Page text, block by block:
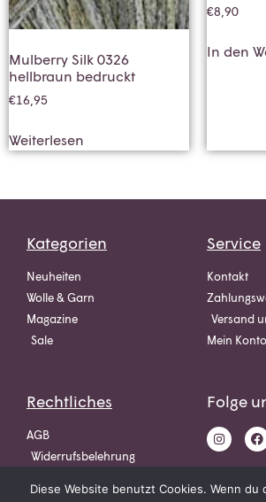
Mulberry Silk 0326
hellbraun bedruckt
€16,95
Weiterlesen
€8,90
In den
Kategorien
Neuheiten
Wolle & Garn
Magazine
Sale
Service
Kontakt
Versand
Mein Konto
Rechtliches
AGB
Widerrufsbelehrung
Folge
Diese Website benutzt Cookies. Wenn du